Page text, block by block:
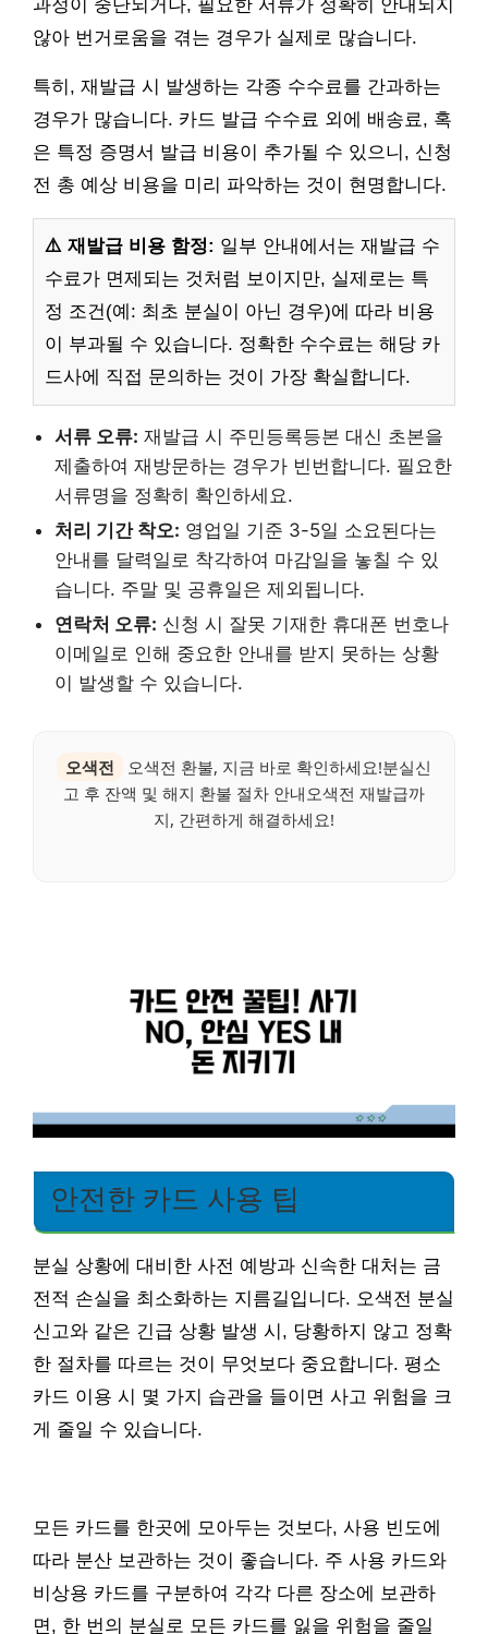
과정이 중단되거나, 필요한 서류가 정확히 안내되지
않아 번거로움을 겪는 경우가 실제로 많습니다.
특히, 재발급 시 발생하는 각종 수수료를 간과하는
경우가 많습니다. 카드 발급 수수료 외에 배송료, 혹
은 특정 증명서 발급 비용이 추가될 수 있으니, 신청
전 총 예상 비용을 미리 파악하는 것이 현명합니다.
⚠️ 재발급 비용 함정: 일부 안내에서는 재발급 수
수료가 면제되는 것처럼 보이지만, 실제로는 특
정 조건(예: 최초 분실이 아닌 경우)에 따라 비용
이 부과될 수 있습니다. 정확한 수수료는 해당 카
드사에 직접 문의하는 것이 가장 확실합니다.
서류 오류: 재발급 시 주민등록등본 대신 초본을
제출하여 재방문하는 경우가 빈번합니다. 필요한
서류명을 정확히 확인하세요.
처리 기간 착오: 영업일 기준 3-5일 소요된다는
안내를 달력일로 착각하여 마감일을 놓칠 수 있
습니다. 주말 및 공휴일은 제외됩니다.
연락처 오류: 신청 시 잘못 기재한 휴대폰 번호나
이메일로 인해 중요한 안내를 받지 못하는 상황
이 발생할 수 있습니다.
오색전
오색전 환불, 지금 바로 확인하세요!분실신
고 후 잔액 및 해지 환불 절차 안내오색전 재발급까
지, 간편하게 해결하세요!
안전한 카드 사용 팁
분실 상황에 대비한 사전 예방과 신속한 대처는 금
전적 손실을 최소화하는 지름길입니다. 오색전 분실
신고와 같은 긴급 상황 발생 시, 당황하지 않고 정확
한 절차를 따르는 것이 무엇보다 중요합니다. 평소
카드 이용 시 몇 가지 습관을 들이면 사고 위험을 크
게 줄일 수 있습니다.
모든 카드를 한곳에 모아두는 것보다, 사용 빈도에
따라 분산 보관하는 것이 좋습니다. 주 사용 카드와
비상용 카드를 구분하여 각각 다른 장소에 보관하
면, 한 번의 분실로 모든 카드를 잃을 위험을 줄일